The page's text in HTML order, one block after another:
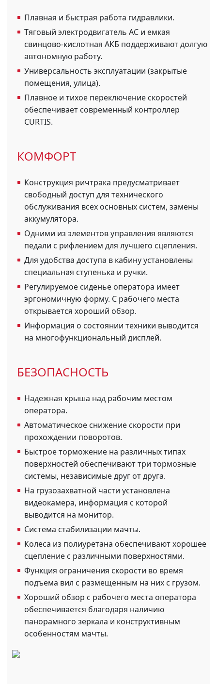
Плавная и быстрая работа гидравлики.
Тяговый электродвигатель АС и емкая
свинцово-кислотная АКБ поддерживают долгую
автономную работу.
Универсальность эксплуатации (закрытые
помещения, улица).
Плавное и тихое переключение скоростей
обеспечивает современный контроллер
CURTIS.
КОМФОРТ
Конструкция ричтрака предусматривает
свободный доступ для технического
обслуживания всех основных систем, замены
аккумулятора.
Одними из элементов управления являются
педали с рифлением для лучшего сцепления.
Для удобства доступа в кабину установлены
специальная ступенька и ручки.
Регулируемое сиденье оператора имеет
эргономичную форму. С рабочего места
открывается хороший обзор.
Информация о состоянии техники выводится
на многофункциональный дисплей.
БЕЗОПАСНОСТЬ
Надежная крыша над рабочим местом
оператора.
Автоматическое снижение скорости при
прохождении поворотов.
Быстрое торможение на различных типах
поверхностей обеспечивают три тормозные
системы, независимые друг от друга.
На грузозахватной части установлена
видеокамера, информация с которой
выводится на монитор.
Система стабилизации мачты.
Колеса из полиуретана обеспечивают хорошее
сцепление с различными поверхностями.
Функция ограничения скорости во время
подъема вил с размещенным на них с грузом.
Хороший обзор с рабочего места оператора
обеспечивается благодаря наличию
панорамного зеркала и конструктивным
особенностям мачты.